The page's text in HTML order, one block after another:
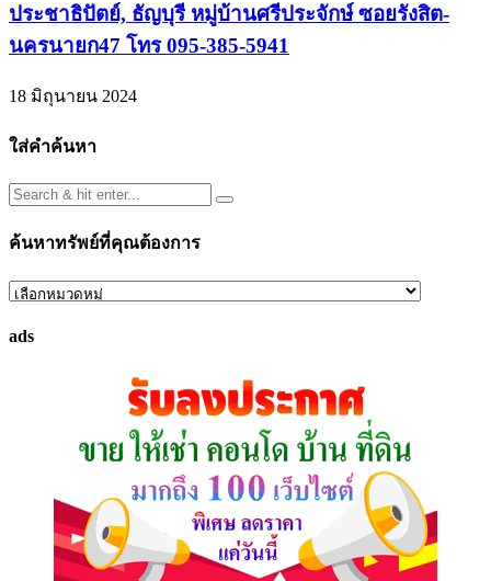
ประชาธิปัตย์, ธัญบุรี หมู่บ้านศรีประจักษ์ ซอยรังสิต-
นครนายก47 โทร 095-385-5941
18 มิถุนายน 2024
ใส่คำค้นหา
ค้นหาทรัพย์ที่คุณต้องการ
ค้นหา
ที่
ads